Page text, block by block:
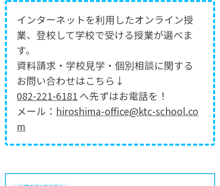
インターネットを利用したオンライン授
業、登校して学校で受ける授業が選べま
す。
資料請求・学校見学・個別相談に関する
お問い合わせはこちら↓
082-221-6181 へ先ずはお電話を！
メール： hiroshima-office@ktc-school.co
m